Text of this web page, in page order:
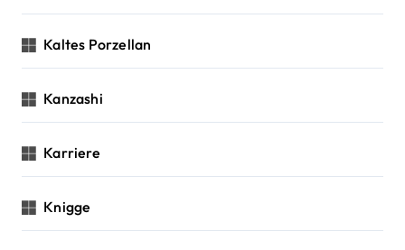
Kaltes Porzellan
Kanzashi
Karriere
Knigge